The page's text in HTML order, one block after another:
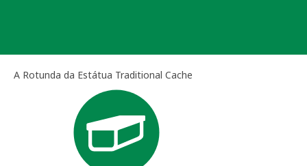
A Rotunda da Estátua Traditional Cache